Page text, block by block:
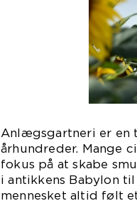
Anlægsgartneri er en
århundreder. Mange
fokus på at skabe
i antikkens Babylon
mennesket altid følt